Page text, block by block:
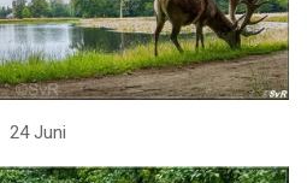
24 Juni